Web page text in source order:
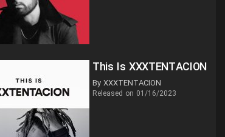
This Is XXXTENTACION
By XXXTENTACION
Released on 01/16/2023